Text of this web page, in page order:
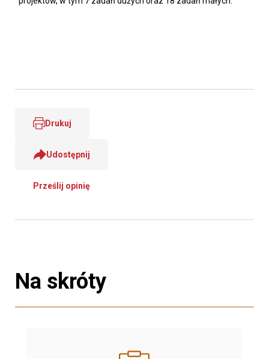
Drukuj
Udostępnij
Prześlij opinię
Na skróty